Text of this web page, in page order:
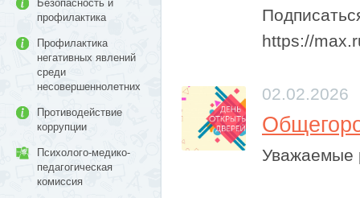
Безопасность и
профилактика
Профилактика
негативных явлений
среди
несовершеннолетних
Противодействие
коррупции
Психолого-медико-
педагогическая
комиссия
https://
02.02.2026
Уважаемые